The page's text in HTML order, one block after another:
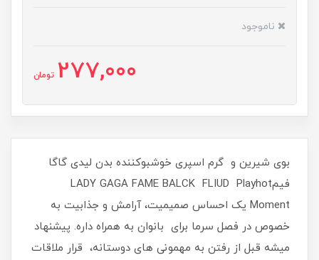
ناموجود
277,000 تومان
بوی شیرین و گرم اسپری خوشبوکننده بدن لیدی گاگا
فیمLADY GAGA FAME BALCK FLIUD Playhot
Moment یک احساس صمیمیت، آرامش و جذابیت به
خصوص در فصل سرما برای بانوان به همراه داره. پیشنهاد
میشه قبل از رفتن به مهمونی های دوستانه، قرار ملاقات